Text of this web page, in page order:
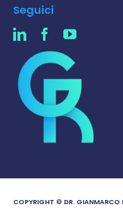
Seguici
COPYRIGHT © DR. GIANMARCO